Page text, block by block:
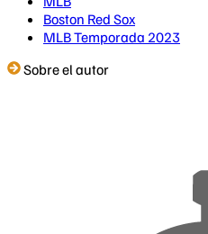
Boston Red Sox
MLB Temporada 2023
Sobre el autor